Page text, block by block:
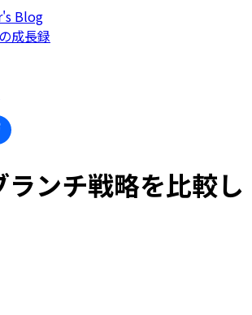
Blog
成長録
ランチ戦略を比較し